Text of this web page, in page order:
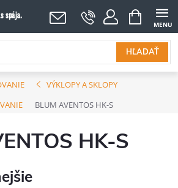
HĽADAŤ
NÁKUPNÝ
KOŠÍK
VÝKLOPY A SKLOPY
BLUM AVENTOS HK-S
HK-S